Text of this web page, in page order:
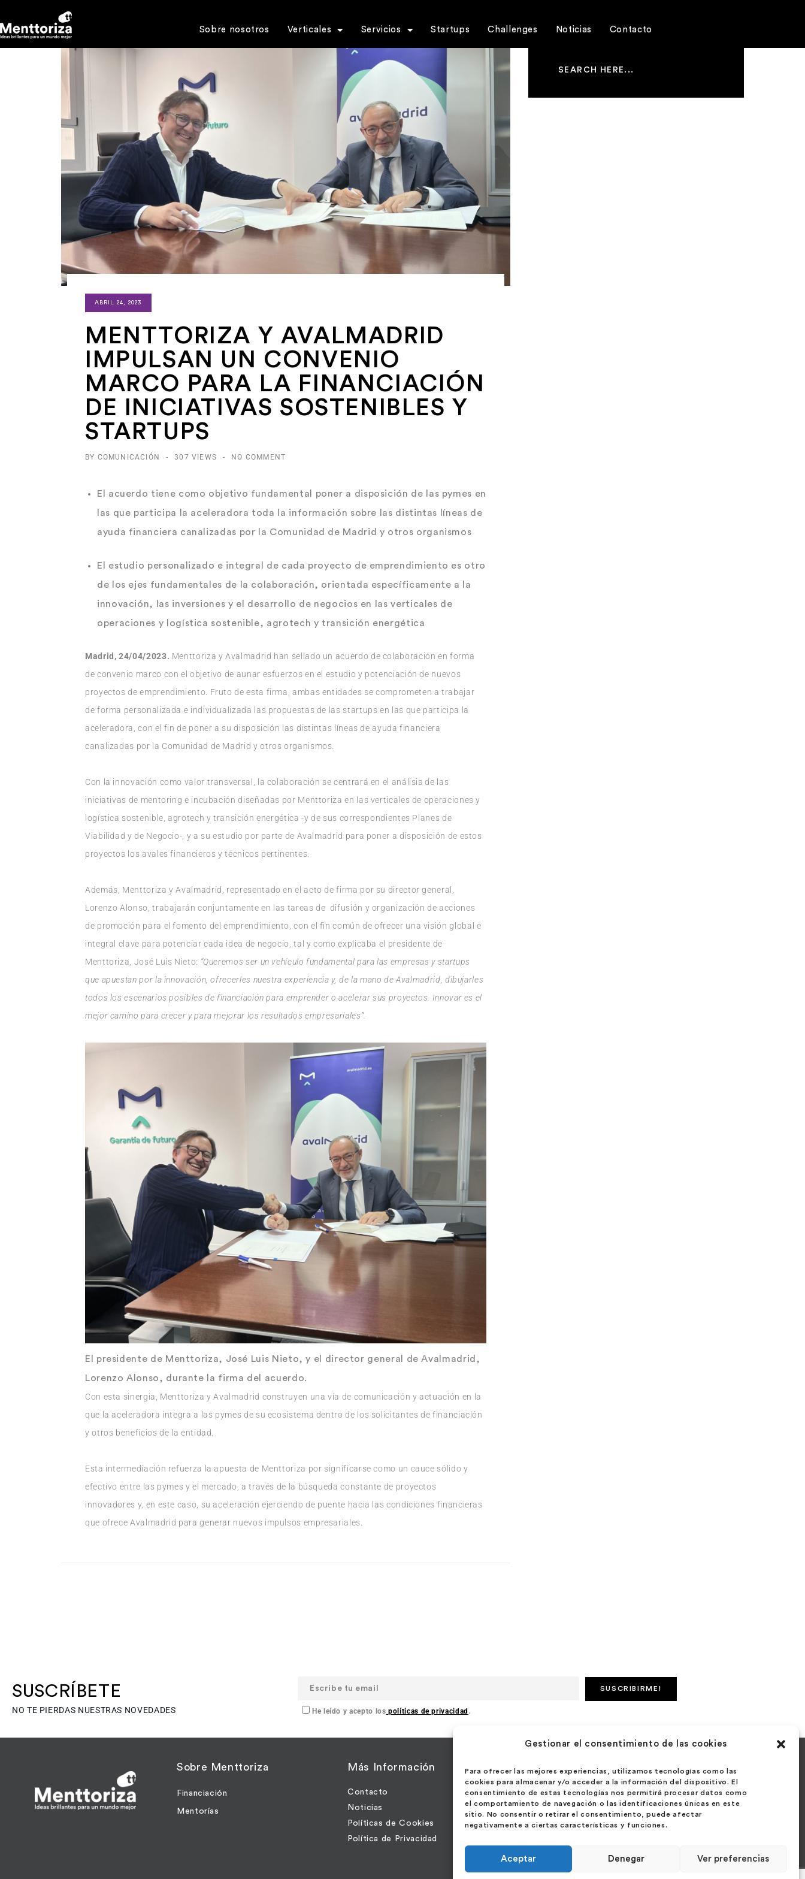
Gestionar el consentimiento de las cookies
Para ofrecer las mejores experiencias, utilizamos tecnologías como las
cookies para almacenar y/o acceder a la información del dispositivo. El
consentimiento de estas tecnologías nos permitirá procesar datos como
el comportamiento de navegación o las identificaciones únicas en este
sitio. No consentir o retirar el consentimiento, puede afectar
negativamente a ciertas características y funciones.
Aceptar Denegar Ver preferencias
Sobre nosotros Verticales Servicios Startups Challenges Noticias Contacto
ABRIL 24, 2023
MENTTORIZA Y AVALMADRID
IMPULSAN UN CONVENIO
MARCO PARA LA FINANCIACIÓN
DE INICIATIVAS SOSTENIBLES Y
STARTUPS
BY COMUNICACIÓN - 307 VIEWS - NO COMMENT
El acuerdo tiene como objetivo fundamental poner a disposición de las pymes en
las que participa la aceleradora toda la información sobre las distintas líneas de
ayuda financiera canalizadas por la Comunidad de Madrid y otros organismos
El estudio personalizado e integral de cada proyecto de emprendimiento es otro
de los ejes fundamentales de la colaboración, orientada específicamente a la
innovación, las inversiones y el desarrollo de negocios en las verticales de
operaciones y logística sostenible, agrotech y transición energética
Madrid, 24/04/2023. Menttoriza y Avalmadrid han sellado un acuerdo de colaboración en forma
de convenio marco con el objetivo de aunar esfuerzos en el estudio y potenciación de nuevos
proyectos de emprendimiento. Fruto de esta firma, ambas entidades se comprometen a trabajar
de forma personalizada e individualizada las propuestas de las startups en las que participa la
aceleradora, con el fin de poner a su disposición las distintas líneas de ayuda financiera
canalizadas por la Comunidad de Madrid y otros organismos.
Con la innovación como valor transversal, la colaboración se centrará en el análisis de las
iniciativas de mentoring e incubación diseñadas por Menttoriza en las verticales de operaciones y
logística sostenible, agrotech y transición energética -y de sus correspondientes Planes de
Viabilidad y de Negocio-, y a su estudio por parte de Avalmadrid para poner a disposición de estos
proyectos los avales financieros y técnicos pertinentes.
Además, Menttoriza y Avalmadrid, representado en el acto de firma por su director general,
Lorenzo Alonso, trabajarán conjuntamente en las tareas de difusión y organización de acciones
de promoción para el fomento del emprendimiento, con el fin común de ofrecer una visión global e
integral clave para potenciar cada idea de negocio, tal y como explicaba el presidente de
Menttoriza, José Luis Nieto: “Queremos ser un vehículo fundamental para las empresas y startups
que apuestan por la innovación, ofrecerles nuestra experiencia y, de la mano de Avalmadrid, dibujarles
todos los escenarios posibles de financiación para emprender o acelerar sus proyectos. Innovar es el
mejor camino para crecer y para mejorar los resultados empresariales”.
El presidente de Menttoriza, José Luis Nieto, y el director general de Avalmadrid,
Lorenzo Alonso, durante la firma del acuerdo.
Con esta sinergia, Menttoriza y Avalmadrid construyen una vía de comunicación y actuación en la
que la aceleradora integra a las pymes de su ecosistema dentro de los solicitantes de financiación
y otros beneficios de la entidad.
Esta intermediación refuerza la apuesta de Menttoriza por significarse como un cauce sólido y
efectivo entre las pymes y el mercado, a través de la búsqueda constante de proyectos
innovadores y, en este caso, su aceleración ejerciendo de puente hacia las condiciones financieras
que ofrece Avalmadrid para generar nuevos impulsos empresariales.
SUSCRÍBETE
NO TE PIERDAS NUESTRAS NOVEDADES He leído y acepto los políticas de privacidad.
Sobre Menttoriza
Financiación
Mentorías
Más Información
Contacto
Noticias
Políticas de Cookies
Política de Privacidad
Contáctanos
Calle Velázquez 27 – 1º Ext. Izda.
28001 – Madrid